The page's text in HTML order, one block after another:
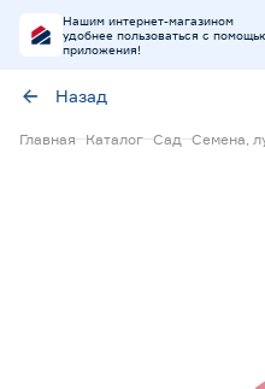
Нашим интернет-магазином
удобнее пользоваться с
приложения!
Назад
Главная Каталог Сад Семена,